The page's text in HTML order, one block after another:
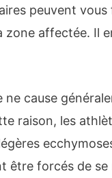
peuvent vous
zone affectée. Il
ne cause
raison, les
être forcés de